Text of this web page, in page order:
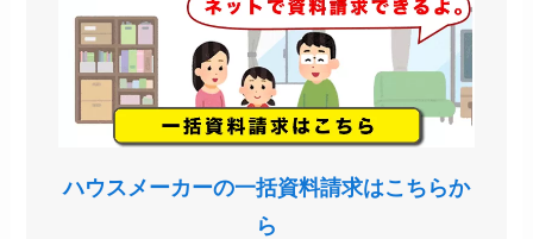
ハウスメーカーの一括資料請求はこちらか
ら